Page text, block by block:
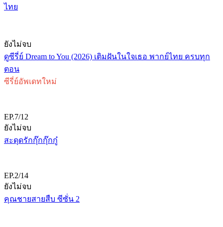
ไทย
ยังไม่จบ
ดูซีรี่ย์ Dream to You (2026) เติมฝันในใจเธอ พากย์ไทย ครบทุก
ตอน
ซีรี่ย์อัพเดทใหม่
EP.7/12
ยังไม่จบ
สะดุดรักกุ๊กกุ๊กกู๋
EP.2/14
ยังไม่จบ
คุณชายสายสืบ ซีซั่น 2